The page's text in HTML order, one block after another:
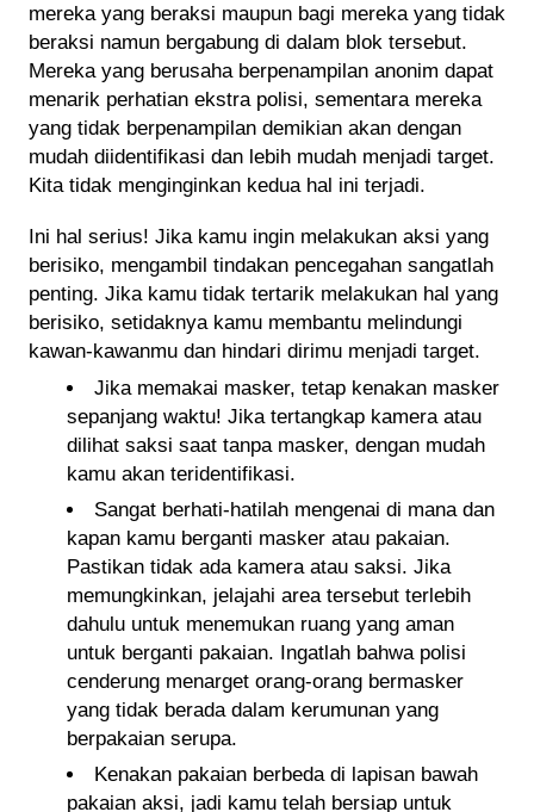
mereka yang beraksi maupun bagi mereka yang tidak
beraksi namun bergabung di dalam blok tersebut.
Mereka yang berusaha berpenampilan anonim dapat
menarik perhatian ekstra polisi, sementara mereka
yang tidak berpenampilan demikian akan dengan
mudah diidentifikasi dan lebih mudah menjadi target.
Kita tidak menginginkan kedua hal ini terjadi.
Ini hal serius! Jika kamu ingin melakukan aksi yang
berisiko, mengambil tindakan pencegahan sangatlah
penting. Jika kamu tidak tertarik melakukan hal yang
berisiko, setidaknya kamu membantu melindungi
kawan-kawanmu dan hindari dirimu menjadi target.
Jika memakai masker, tetap kenakan masker
sepanjang waktu! Jika tertangkap kamera atau
dilihat saksi saat tanpa masker, dengan mudah
kamu akan teridentifikasi.
Sangat berhati-hatilah mengenai di mana dan
kapan kamu berganti masker atau pakaian.
Pastikan tidak ada kamera atau saksi. Jika
memungkinkan, jelajahi area tersebut terlebih
dahulu untuk menemukan ruang yang aman
untuk berganti pakaian. Ingatlah bahwa polisi
cenderung menarget orang-orang bermasker
yang tidak berada dalam kerumunan yang
berpakaian serupa.
Kenakan pakaian berbeda di lapisan bawah
pakaian aksi, jadi kamu telah bersiap untuk